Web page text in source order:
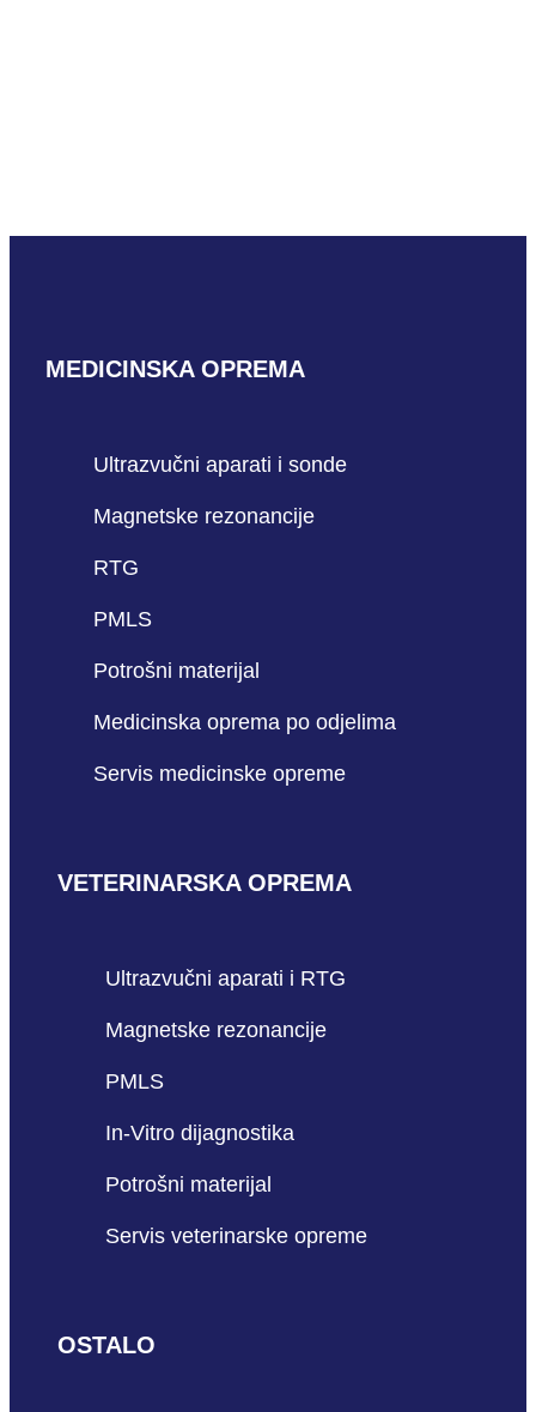
MEDICINSKA OPREMA
Ultrazvučni aparati i sonde
Magnetske rezonancije
RTG
PMLS
Potrošni materijal
Medicinska oprema po odjelima
Servis medicinske opreme
VETERINARSKA OPREMA
Ultrazvučni aparati i RTG
Magnetske rezonancije
PMLS
In-Vitro dijagnostika
Potrošni materijal
Servis veterinarske opreme
OSTALO